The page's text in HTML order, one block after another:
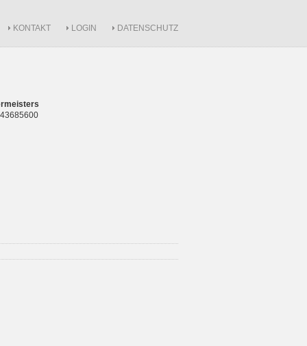
KONTAKT LOGIN DATENSCHUTZ